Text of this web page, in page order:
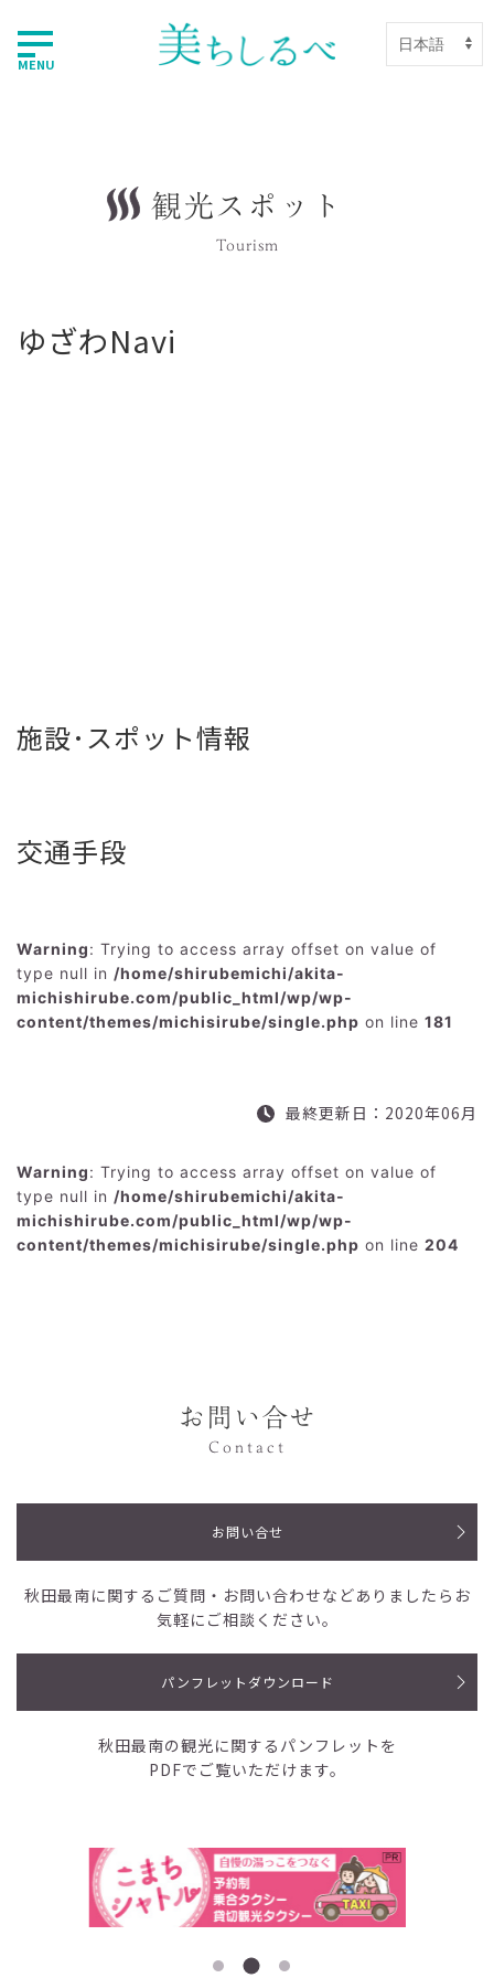
MENU
観光スポット
Tourism
ゆざわNavi
施設･スポット情報
交通手段
Warning: Trying to access array offset on value of
type null in /home/shirubemichi/akita-
michishirube.com/public_html/wp/wp-
content/themes/michisirube/single.php on line 181
最終更新日：2020年06月
Warning: Trying to access array offset on value of
type null in /home/shirubemichi/akita-
michishirube.com/public_html/wp/wp-
content/themes/michisirube/single.php on line 204
お問い合せ
Contact
お問い合せ
秋田最南に関するご質問・お問い合わせなどありましたらお
気軽にご相談ください。
パンフレットダウンロード
秋田最南の観光に関するパンフレットを
PDFでご覧いただけます。